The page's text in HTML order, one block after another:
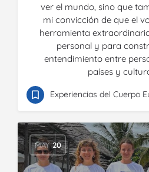
ver el mundo, sino que
mi convicción de que el
herramienta
personal y para
entendimiento entre
países y
Experiencias del Cuerpo
MAY 20